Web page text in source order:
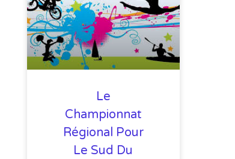
Le
Championnat
Régional Pour
Le Sud Du